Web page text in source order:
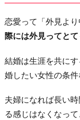
金
銭
覚
が
合
う
恋愛って「外見より
際には外見ってとて
結婚は生涯を共に
婚したい女性の条件
夫婦になれば長い
る感じはなくなって